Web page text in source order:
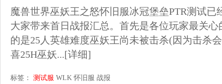
魔兽世界巫妖王之怒怀旧服冰冠堡垒PTR测试
大家带来首日战报汇总。首先是各位玩家最关
的是25人英雄难度巫妖王尚未被击杀(因为击杀
喜25H巫妖...[详细]
标签： 测试服 WLK 怀旧服 战报